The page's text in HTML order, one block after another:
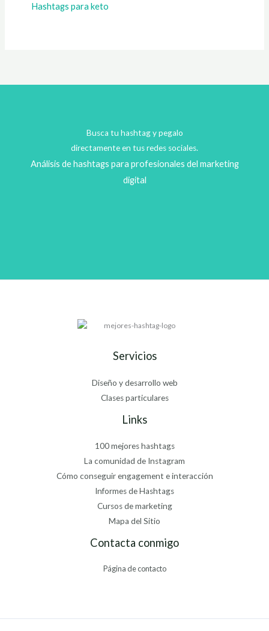
Hashtags para keto
Busca tu hashtag y pegalo
directamente en tus redes sociales.
Análisis de hashtags para profesionales del marketing
digital
Servicios
Diseño y desarrollo web
Clases particulares
Links
100 mejores hashtags
La comunidad de Instagram
Cómo conseguir engagement e interacción
Informes de Hashtags
Cursos de marketing
Mapa del Sitio
Contacta conmigo
Página de contacto